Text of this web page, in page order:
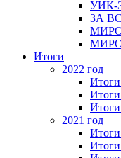
УИК-
ЗА
Итоги
2022 год
Итоги
Итоги
2021 год
Итоги
Итоги